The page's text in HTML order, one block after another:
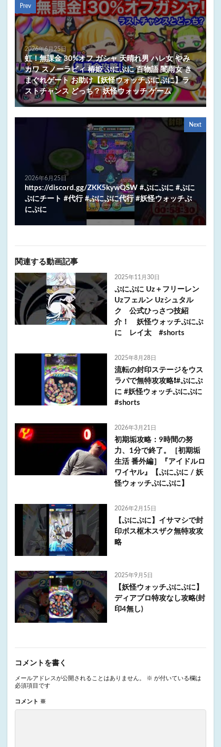
Prev
2026年6月25日
虹！無課金 30%オフ ガシャ 天晴れ男 ハレ女 やみ
カワ スノーラビィ 椿姫 ぷにぷに 百物語 闇雨女 き
まぐれゲート お助け【妖怪ウォッチぷにぷに】ラ
ストチャンス どっち？ 妖怪ウォッチ ゲーム
Next
2026年6月25日
https://discord.gg/ZKK5kywQSW #ぷにぷに #ぷに
ぷにチート #代行 #ぷにぷに代行 #妖怪ウォッチぷ
にぷに
関連する動画記事
2025年11月30日
ぷにぷに Uz＋フリーレン
Uzフェルン Uzシュタル
ク 公式ひっさつ技紹
介！ 妖怪ウォッチぷにぷ
に レイ太 #shorts
2025年8月28日
流転の封印ステージをウス
ラパで無特攻攻略❗️#ぷにぷ
に #妖怪ウォッチぷにぷに
#shorts
2026年3月21日
初期垢攻略：9時間の努
力、1分で終了。［初期垢
生活 番外編］『アイドルロ
ワイヤル』【ぷにぷに / 妖
怪ウォッチぷにぷに】
2026年2月15日
【ぷにぷに】イサマシで封
印ボス枢木スザク無特攻攻
略
2025年9月5日
【妖怪ウォッチぷにぷに】
ディアブロ特攻なし攻略(封
印4無し)
コメントを書く
メールアドレスが公開されることはありません。 ※ が付いている欄は
必須項目です
コメント ※